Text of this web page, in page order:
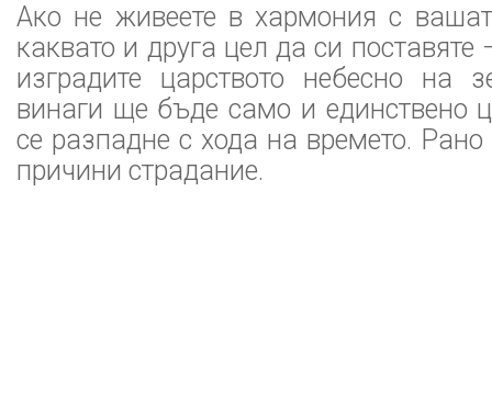
Ако не живеете в хармония с
каквато и друга цел да си
изградите царството небесно на
винаги ще бъде само и единствено
се разпадне с хода на времето.
причини страдание.